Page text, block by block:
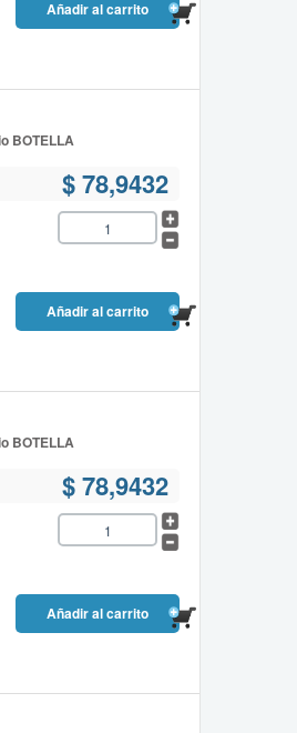
BOTELLA
$ 78,9432
BOTELLA
$ 78,9432